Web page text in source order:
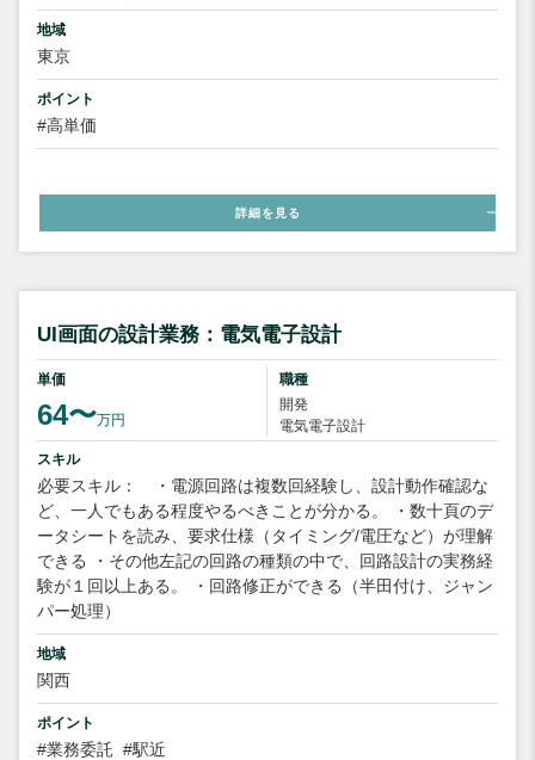
地域
東京
ポイント
#高単価
詳細を見る
UI画面の設計業務：電気電子設計
単価
64〜万円
職種
開発
電気電子設計
スキル
必要スキル： ・電源回路は複数回経験し、設計動作確認な
ど、一人でもある程度やるべきことが分かる。 ・数十頁のデ
ータシートを読み、要求仕様（タイミング/電圧など）が理解
できる ・その他左記の回路の種類の中で、回路設計の実務経
験が１回以上ある。 ・回路修正ができる（半田付け、ジャン
パー処理）
地域
関西
ポイント
#業務委託 #駅近